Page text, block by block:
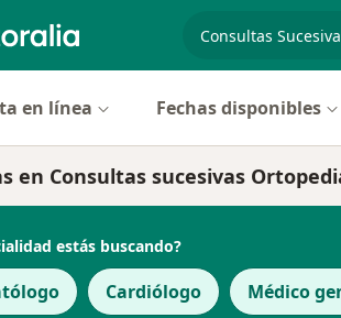
en línea Fechas disponibles
en Consultas sucesivas
estás buscando?
Cardiólogo Médico